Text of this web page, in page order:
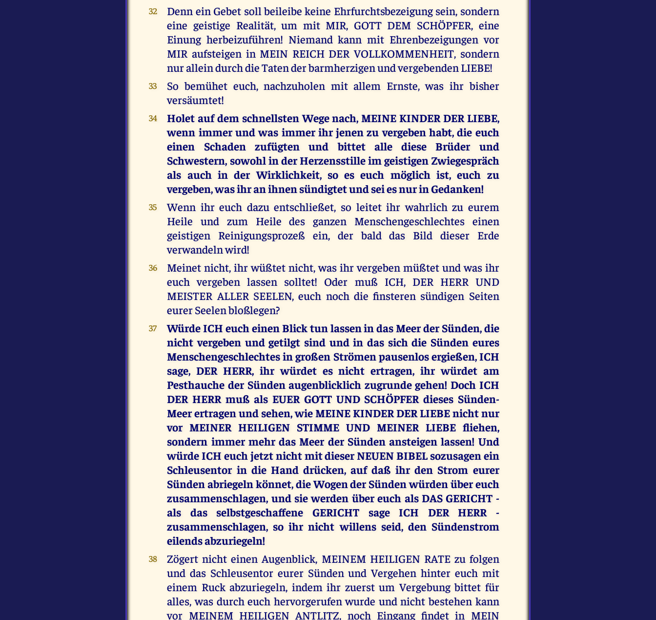
32
Denn ein Gebet soll beileibe keine Ehrfurchtsbezeigung sein, sondern
eine geistige Realität, um mit MIR, GOTT DEM SCHÖPFER, eine
Einung herbeizuführen! Niemand kann mit Ehrenbezeigungen vor
MIR aufsteigen in MEIN REICH DER VOLLKOMMENHEIT, sondern
nur allein durch die Taten der barmherzigen und vergebenden LIEBE!
33
So bemühet euch, nachzuholen mit allem Ernste, was ihr bisher
versäumtet!
34
Holet auf dem schnellsten Wege nach, MEINE KINDER DER LIEBE,
wenn immer und was immer ihr jenen zu vergeben habt, die euch
einen Schaden zufügten und bittet alle diese Brüder und
Schwestern, sowohl in der Herzensstille im geistigen Zwiegespräch
als auch in der Wirklichkeit, so es euch möglich ist, euch zu
vergeben, was ihr an ihnen sündigtet und sei es nur in Gedanken!
35
Wenn ihr euch dazu entschließet, so leitet ihr wahrlich zu eurem
Heile und zum Heile des ganzen Menschengeschlechtes einen
geistigen Reinigungsprozeß ein, der bald das Bild dieser Erde
verwandeln wird!
36
Meinet nicht, ihr wüßtet nicht, was ihr vergeben müßtet und was ihr
euch vergeben lassen solltet! Oder muß ICH, DER HERR UND
MEISTER ALLER SEELEN, euch noch die finsteren sündigen Seiten
eurer Seelen bloßlegen?
37
Würde ICH euch einen Blick tun lassen in das Meer der Sünden, die
nicht vergeben und getilgt sind und in das sich die Sünden eures
Menschengeschlechtes in großen Strömen pausenlos ergießen, ICH
sage, DER HERR, ihr würdet es nicht ertragen, ihr würdet am
Pesthauche der Sünden augenblicklich zugrunde gehen! Doch ICH
DER HERR muß als EUER GOTT UND SCHÖPFER dieses Sünden-
Meer ertragen und sehen, wie MEINE KINDER DER LIEBE nicht nur
vor MEINER HEILIGEN STIMME UND MEINER LIEBE fliehen,
sondern immer mehr das Meer der Sünden ansteigen lassen! Und
würde ICH euch jetzt nicht mit dieser NEUEN BIBEL sozusagen ein
Schleusentor in die Hand drücken, auf daß ihr den Strom eurer
Sünden abriegeln könnet, die Wogen der Sünden würden über euch
zusammenschlagen, und sie werden über euch als DAS GERICHT -
als das selbstgeschaffene GERICHT sage ICH DER HERR -
zusammenschlagen, so ihr nicht willens seid, den Sündenstrom
eilends abzuriegeln!
38
Zögert nicht einen Augenblick, MEINEM HEILIGEN RATE zu folgen
und das Schleusentor eurer Sünden und Vergehen hinter euch mit
einem Ruck abzuriegeln, indem ihr zuerst um Vergebung bittet für
alles, was durch euch hervorgerufen wurde und nicht bestehen kann
vor MEINEM HEILIGEN ANTLITZ, noch Eingang findet in MEIN